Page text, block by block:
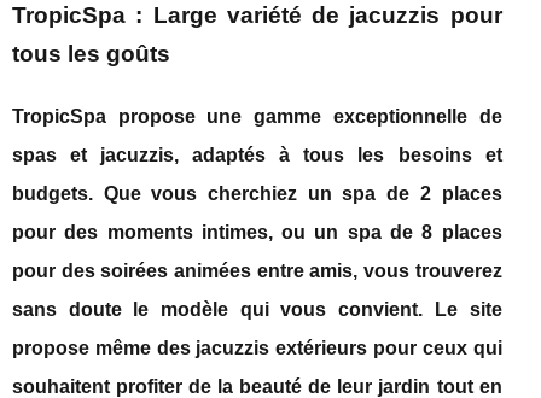
TropicSpa : Large variété de jacuzzis pour
tous les goûts
TropicSpa propose une gamme exceptionnelle de
spas et jacuzzis, adaptés à tous les besoins et
budgets. Que vous cherchiez un spa de 2 places
pour des moments intimes, ou un spa de 8 places
pour des soirées animées entre amis, vous trouverez
sans doute le modèle qui vous convient. Le site
propose même des jacuzzis extérieurs pour ceux qui
souhaitent profiter de la beauté de leur jardin tout en